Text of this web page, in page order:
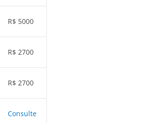
R$ 5000
R$ 2700
R$ 2700
Consulte